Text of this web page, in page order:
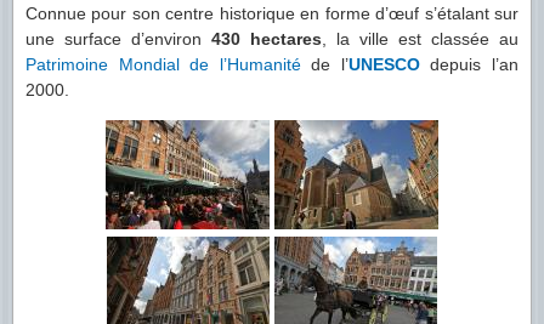
Connue pour son centre historique en forme d’œuf s’étalant sur
une surface d’environ 430 hectares, la ville est classée au
Patrimoine Mondial de l’Humanitéde l’UNESCOdepuis l’an
2000.